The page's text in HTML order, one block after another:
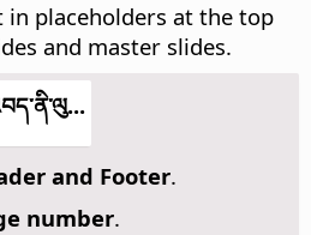
in placeholders at the top
and master slides.
and Footer.
number.